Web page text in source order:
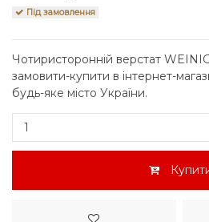
Під замовлення
Чотиристоронній верстат
замовити-купити в інтернет-
будь-яке місто України.